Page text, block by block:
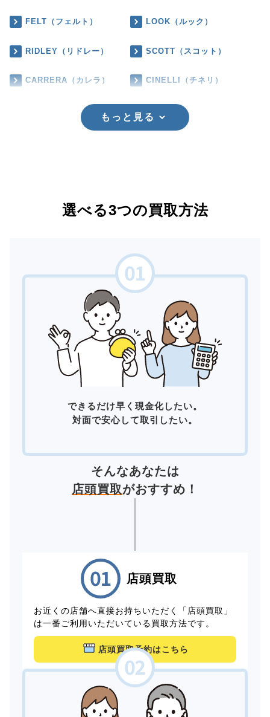
FELT（フェルト） LOOK（ルック）
RIDLEY（リドレー） SCOTT（スコット）
CARRERA（カレラ） CINELLI（チネリ）
もっと見る
選べる3つの買取方法
できるだけ早く現金化したい。
対面で安心して取引したい。
そんなあなたは
店頭買取がおすすめ！
店頭買取
お近くの店舗へ直接お持ちいただく「店頭買取」
は一番ご利用いただいている買取方法です。
店頭買取予約はこちら